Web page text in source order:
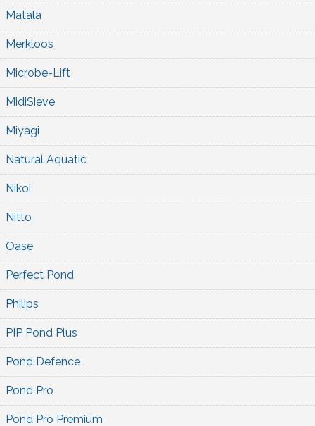
Matala
Merkloos
Microbe-Lift
MidiSieve
Miyagi
Natural Aquatic
Nikoi
Nitto
Oase
Perfect Pond
Philips
PIP Pond Plus
Pond Defence
Pond Pro
Pond Pro Premium